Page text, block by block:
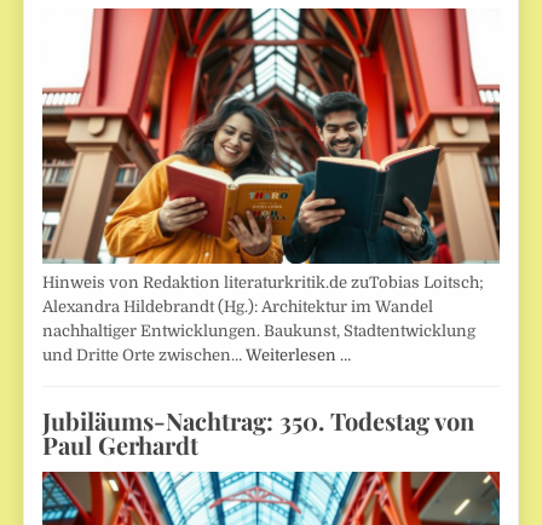
Hinweis von Redaktion literaturkritik.de zuTobias Loitsch;
Alexandra Hildebrandt (Hg.): Architektur im Wandel
nachhaltiger Entwicklungen. Baukunst, Stadtentwicklung
und Dritte Orte zwischen…Weiterlesen …
Jubiläums-Nachtrag: 350. Todestag von
Paul Gerhardt